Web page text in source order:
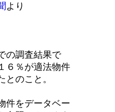
より
の調査結果で
６％が適法物件
とのこと。
件をデータベー